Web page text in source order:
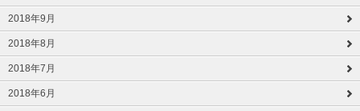
2018年9月
2018年8月
2018年7月
2018年6月